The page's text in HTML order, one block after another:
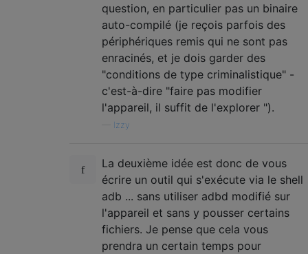
question, en particulier pas un binaire
auto-compilé (je reçois parfois des
périphériques remis qui ne sont pas
enracinés, et je dois garder des
"conditions de type criminalistique" -
c'est-à-dire "faire pas modifier
l'appareil, il suffit de l'explorer ").
Izzy
La deuxième idée est donc de vous
écrire un outil qui s'exécute via le shell
adb ... sans utiliser adbd modifié sur
l'appareil et sans y pousser certains
fichiers. Je pense que cela vous
prendra un certain temps pour